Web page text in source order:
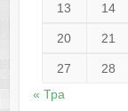
13 14
20 21
27 28
« Тра